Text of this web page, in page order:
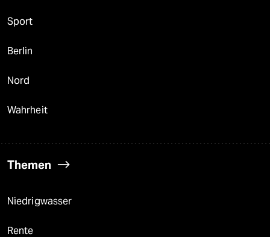
Sport
Berlin
Nord
Wahrheit
Themen
Niedrigwasser
Rente